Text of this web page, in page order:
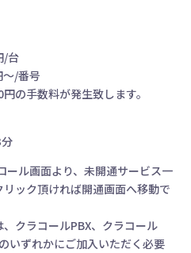
台
/番号
の手数料が発生致します。
ール画面より、未開通サービス一
ック頂ければ開通画面へ移動で
クラコールPBX、クラコール
いずれかにご加入いただく必要